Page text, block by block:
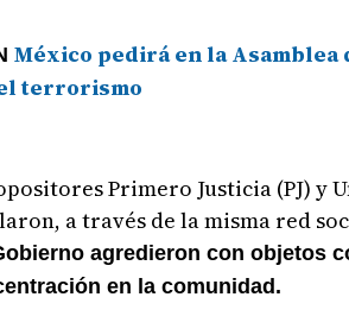
México pedirá en la Asamblea
terrorismo
Primero Justicia (PJ) y
a través de la misma red
agredieron con objetos
en la comunidad.